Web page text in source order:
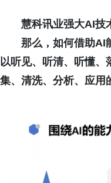
慧科讯业强大AI技
那么，如何借助AI
以听见、听清、听懂、
集、清洗、分析、应用